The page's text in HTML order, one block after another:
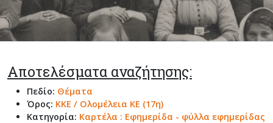
Αποτελέσματα αναζήτησης:
Πεδίο: Θέματα
Όρος: ΚΚΕ / Ολομέλεια ΚΕ (17η)
Κατηγορία: Καρτέλα : Εφημερίδα - φύλλα εφημερίδας